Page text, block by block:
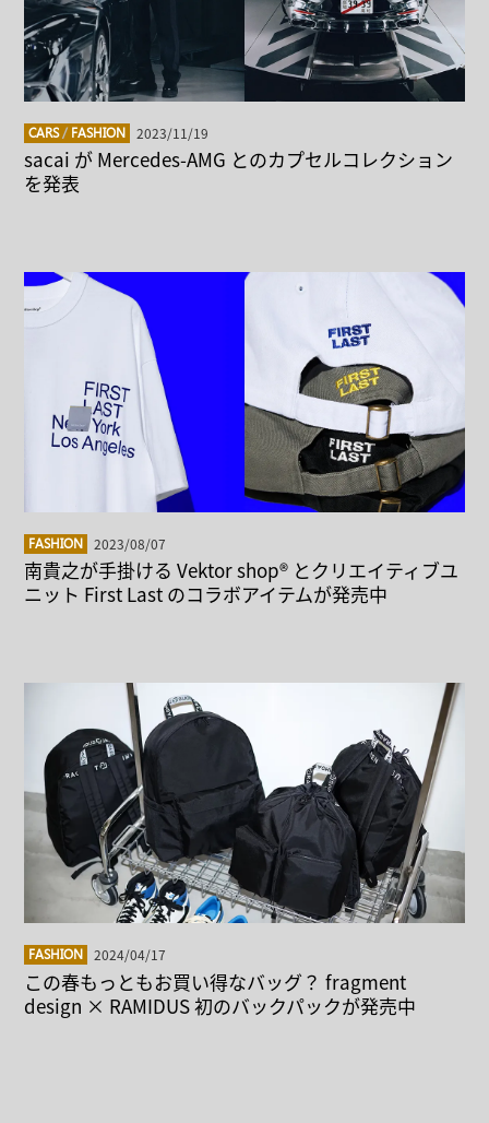
CARS/ FASHION 2023/11/19
sacai が Mercedes-AMG とのカプセルコレクション
を発表
FASHION 2023/08/07
南貴之が手掛ける Vektor shop® とクリエイティブユ
ニット First Last のコラボアイテムが発売中
FASHION 2024/04/17
この春もっともお買い得なバッグ？ fragment
design × RAMIDUS 初のバックパックが発売中